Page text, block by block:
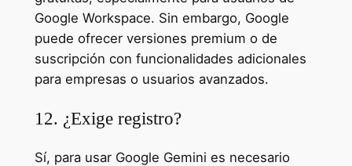
Google Workspace. Sin embargo, Google
puede ofrecer versiones premium o de
suscripción con funcionalidades adicionales
para empresas o usuarios avanzados.
12. ¿Exige registro?
Sí, para usar Google Gemini es necesario